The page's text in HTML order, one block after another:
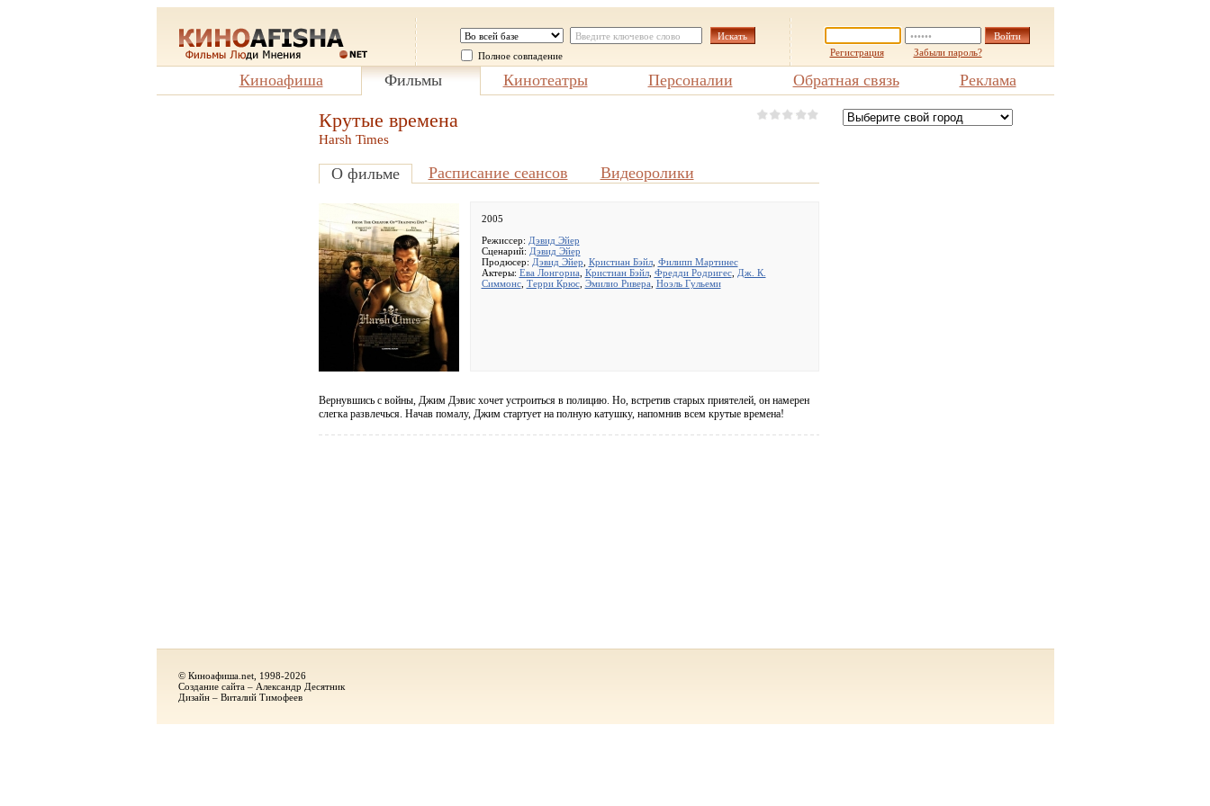
Полное совпадение Регистрация Забыли пароль?
Киноафиша Фильмы Кинотеатры Персоналии Обратная связь Реклама
Крутые времена
Harsh Times
О фильме Расписание сеансов Видеоролики
2005
Режиссер: Дэвид Эйер
Сценарий: Дэвид Эйер
Продюсер: Дэвид Эйер Кристиан Бэйл, Филипп Мартинес
Актеры: Ева Лонгориа Кристиан Бэйл, Фредди Родригес, Дж. К.
Симмонс, Терри Крюс, Эмилио Ривера Ноэль Гульеми
Вернувшись с войны, Джим Дэвис хочет устроиться в полицию. Но, встретив старых приятелей, он намерен
слегка развлечься. Начав помалу, Джим стартует на полную катушку, напомнив всем крутые времена!
© Киноафиша.net, 1998-2026
Создание сайта – Александр Десятник
Дизайн – Виталий Тимофеев